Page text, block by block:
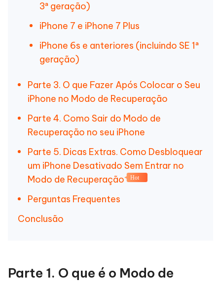
3ª geração)
iPhone 7 e iPhone 7 Plus
iPhone 6s e anteriores (incluindo SE 1ª
geração)
Parte 3. O que Fazer Após Colocar o Seu
iPhone no Modo de Recuperação
Parte 4. Como Sair do Modo de
Recuperação no seu iPhone
Parte 5. Dicas Extras. Como Desbloquear
um iPhone Desativado Sem Entrar no
Modo de Recuperação
Hot
Perguntas Frequentes
Conclusão
Parte 1. O que é o Modo de